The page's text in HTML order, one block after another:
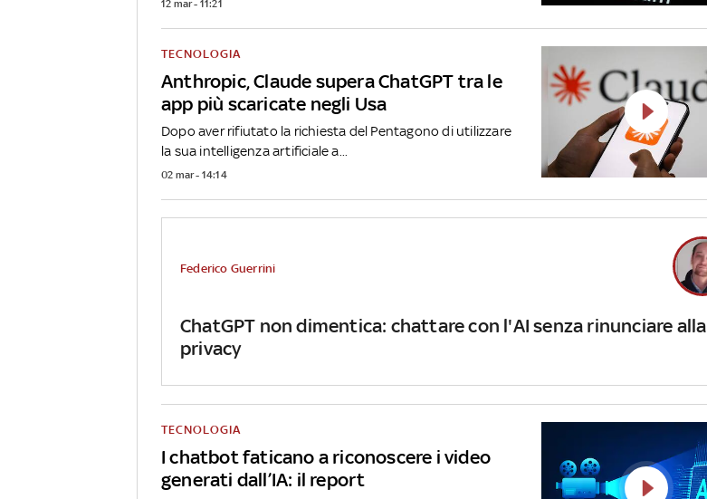
12 mar - 11:21
Anthropic, Claude supera ChatGPT tra le
app più scaricate negli Usa
TECNOLOGIA
Dopo aver rifiutato la richiesta del Pentagono di utilizzare
la sua intelligenza artificiale a...
02 mar - 14:14
ChatGPT non dimentica: chattare con l'AI senza rinunciare alla
privacy
Federico Guerrini
I chatbot faticano a riconoscere i video
generati dall’IA: il report
TECNOLOGIA